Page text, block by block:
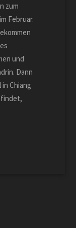
zum
Februar.
und
Dann
Chiang